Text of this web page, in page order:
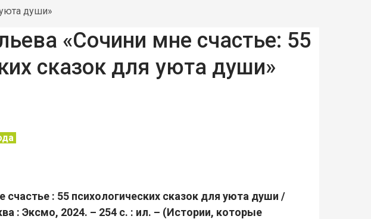
души»
«Сочини мне счастье: 55
сказок для уюта души»
счастье : 55 психологических сказок для уюта души /
: Эксмо, 2024. – 254 с. : ил. – (Истории, которые